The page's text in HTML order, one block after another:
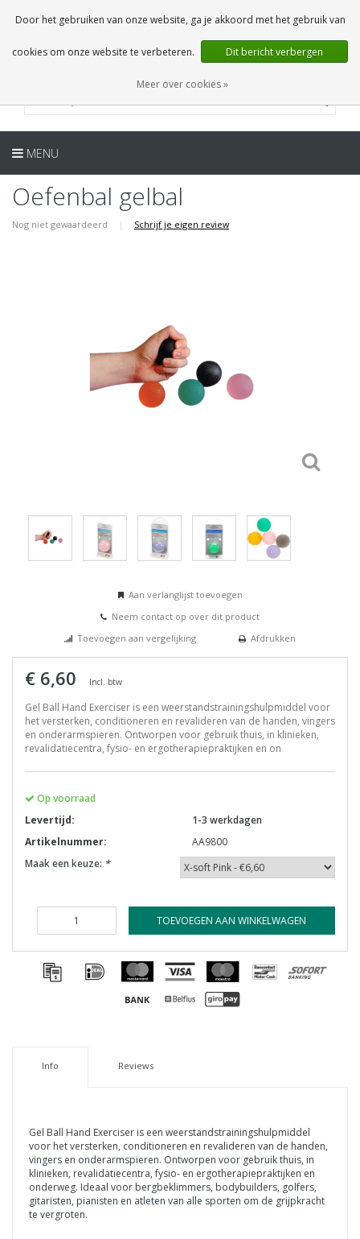
0 Artikelen
NL
MENU
Oefenbal gelbal
Nog niet gewaardeerd | Schrijf je eigen review
Aan verlanglijst toevoegen
Neem contact op over dit product
Toevoegen aan vergelijking
Afdrukken
€ 6,60 Incl. btw
Gel Ball Hand Exerciser is een weerstandstrainingshulpmiddel voor
het versterken, conditioneren en revalideren van de handen, vingers
en onderarmspieren. Ontworpen voor gebruik thuis, in klinieken,
revalidatiecentra, fysio- en ergotherapiepraktijken en on
Op voorraad
Levertijd:
1-3 werkdagen
Artikelnummer:
AA9800
Maak een keuze: *
TOEVOEGEN AAN WINKELWAGEN
Info Reviews
Gel Ball Hand Exerciser is een weerstandstrainingshulpmiddel
voor het versterken, conditioneren en revalideren van de handen,
vingers en onderarmspieren. Ontworpen voor gebruik thuis, in
klinieken, revalidatiecentra, fysio- en ergotherapiepraktijken en
onderweg. Ideaal voor bergbeklimmers, bodybuilders, golfers,
gitaristen, pianisten en atleten van alle sporten om de grijpkracht
te vergroten.
Door het gebruiken van onze website, ga je akkoord met het gebruik van
cookies om onze website te verbeteren. Dit bericht verbergen
Meer over cookies »